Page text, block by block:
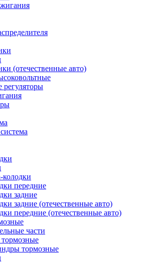
(отечественные авто)
колодки
передние
задние
задние (отечественные авто)
передние (отечественные авто)
части
тормозные